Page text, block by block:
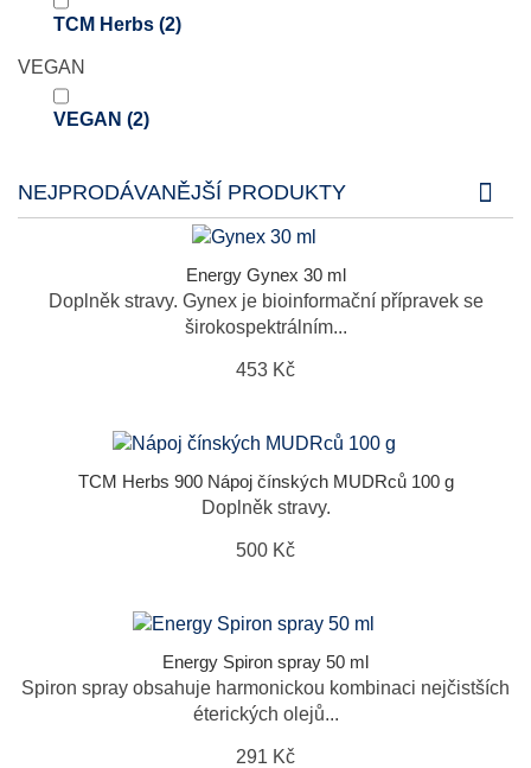
TCM Herbs (2)
VEGAN
VEGAN (2)
NEJPRODÁVANĚJŠÍ PRODUKTY
Energy Gynex 30 ml
Doplněk stravy. Gynex je bioinformační přípravek se
širokospektrálním...
453 Kč
TCM Herbs 900 Nápoj čínských MUDRců 100 g
Doplněk stravy.
500 Kč
Energy Spiron spray 50 ml
Spiron spray obsahuje harmonickou kombinaci nejčistších
éterických olejů...
291 Kč